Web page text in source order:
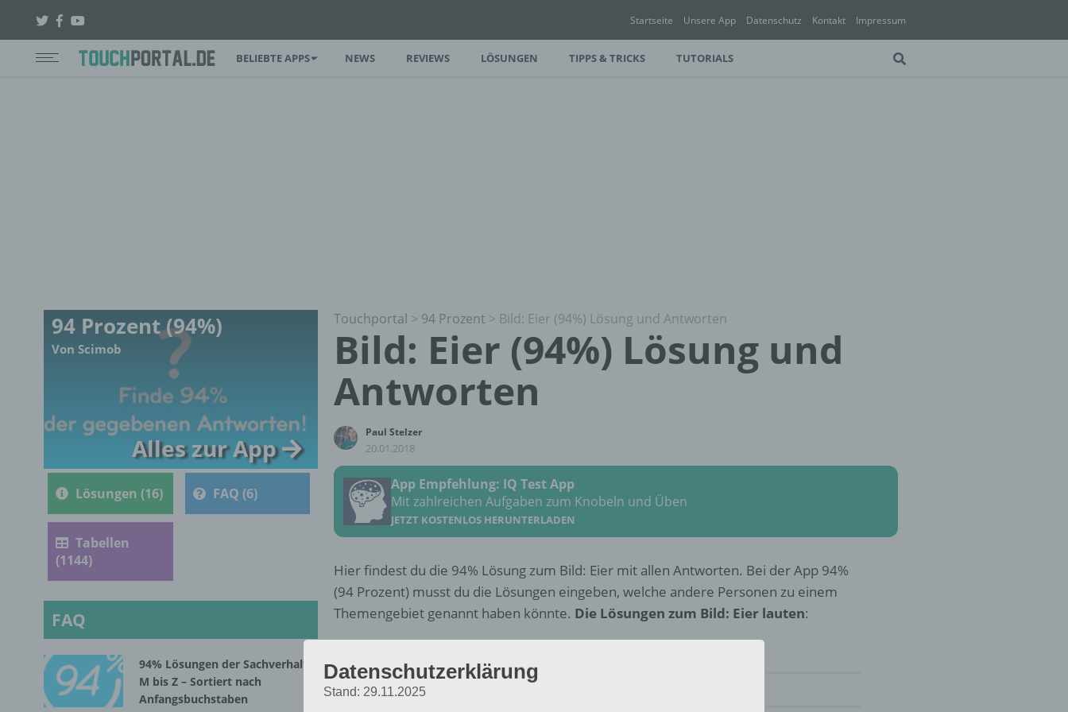
Startseite Unsere App Datenschutz Kontakt Impressum
BELIEBTE APPS NEWS REVIEWS LÖSUNGEN TIPPS & TRICKS TUTORIALS
Touchportal > 94 Prozent > Bild: Eier (94%) Lösung und Antworten
Bild: Eier (94%) Lösung und
Antworten
Paul Stelzer
20.01.2018
App Empfehlung: IQ Test App
Mit zahlreichen Aufgaben zum Knobeln und Üben
JETZT KOSTENLOS HERUNTERLADEN
Hier findest du die 94% Lösung zum Bild: Eier mit allen Antworten. Bei der App 94%
(94 Prozent) musst du die Lösungen eingeben, welche andere Personen zu einem
Themengebiet genannt haben könnte. Die Lösungen zum Bild: Eier lauten:
Huhn
94 Prozent (94%)
Von Scimob
Alles zur App
Lösungen (16) FAQ (6)
Tabellen
(1144)
FAQ
94% Lösungen der Sachverhalte
M bis Z – Sortiert nach
Anfangsbuchstaben
Datenschutzerklärung
Stand: 29.11.2025